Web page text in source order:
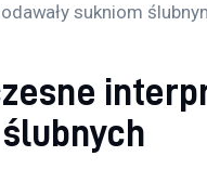
sukniom